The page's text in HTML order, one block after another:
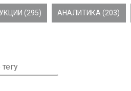
(295) АНАЛИТИКА (203)